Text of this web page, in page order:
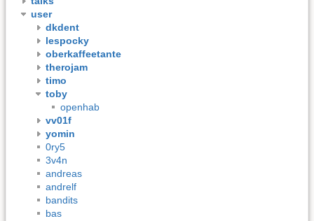
user
dkdent
lespocky
oberkaffeetante
therojam
timo
toby
openhab
vv01f
yomin
0ry5
3v4n
andreas
andrelf
bandits
bas